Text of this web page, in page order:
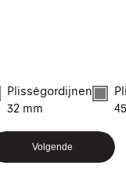
Plisségordijnen
32 mm
Volgende